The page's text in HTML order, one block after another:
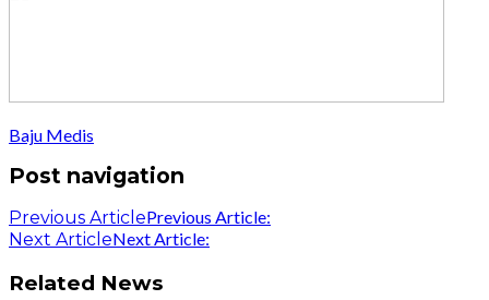
Baju Medis
Post navigation
Previous ArticlePrevious Article:
Next ArticleNext Article:
Related News